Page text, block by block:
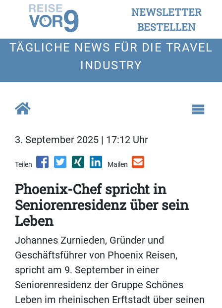
NEWSLETTER
BESTELLEN
TÄGLICHE NEWS FÜR DIE TRAVEL
INDUSTRY
3. September 2025 | 17:12 Uhr
Teilen Mailen
Phoenix-Chef spricht in
Seniorenresidenz über sein
Leben
Johannes Zurnieden, Gründer und
Geschäftsführer von Phoenix Reisen,
spricht am 9. September in einer
Seniorenresidenz der Gruppe Schönes
Leben im rheinischen Erftstadt über seinen